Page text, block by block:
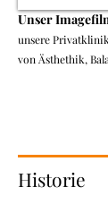
Unser I
unsere
von Ästhethik,
Historie